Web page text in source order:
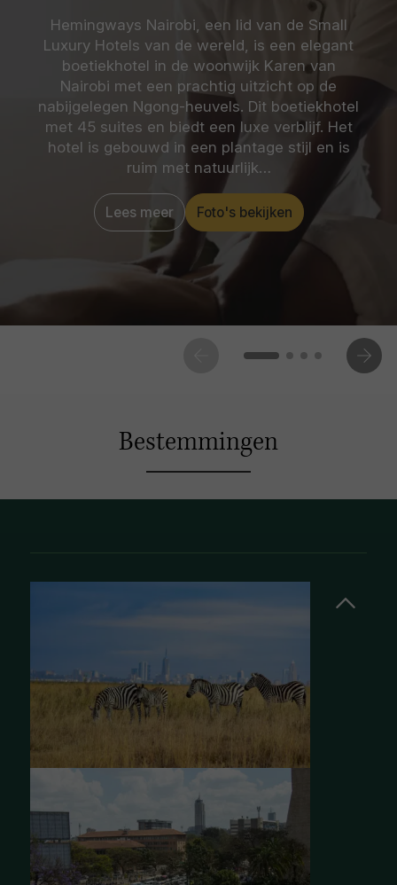
Hemingways Nairobi, een lid van de Small
Luxury Hotels van de wereld, is een elegant
boetiekhotel in de woonwijk Karen van
Nairobi met een prachtig uitzicht op de
nabijgelegen Ngong-heuvels. Dit boetiekhotel
met 45 suites en biedt een luxe verblijf. Het
hotel is gebouwd in een plantage stijl en is
ruim met natuurlijk…
Lees meer Foto's bekijken
Bestemmingen